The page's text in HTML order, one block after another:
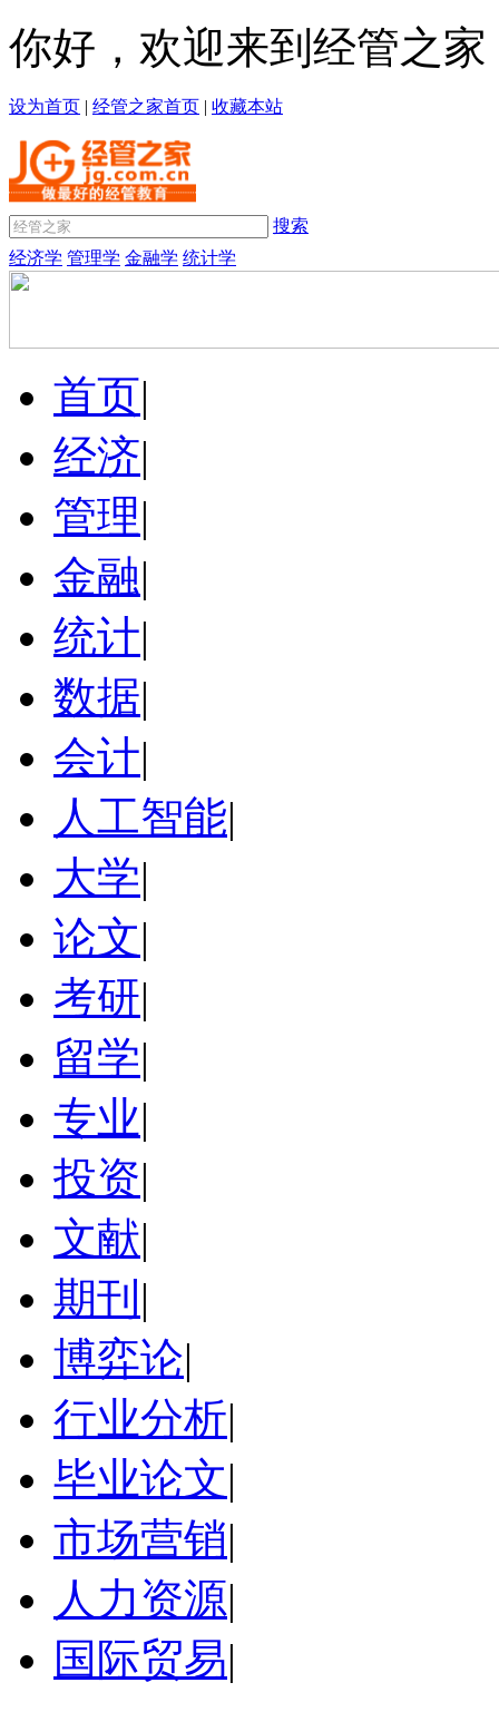
你好，欢迎来到经管之家
设为首页 | 经管之家首页 | 收藏本站
搜索
经济学 管理学 金融学 统计学
首页|
经济|
管理|
金融|
统计|
数据|
会计|
人工智能|
大学|
论文|
考研|
留学|
专业|
投资|
文献|
期刊 |
博弈论|
行业分析|
毕业论文|
市场营销|
人力资源|
国际贸易|